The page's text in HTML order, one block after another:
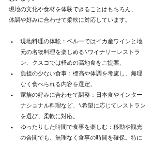
現地の文化や食材を体験できることはもちろん、
体調や好みに合わせて柔軟に対応しています。
現地料理の体験：ペルーではイカ産ワインと地
元の名物料理を楽しめる\ワイナリーレストラ
ン、クスコでは軽めの高地食をご提案。
負担の少ない食事：標高や体調を考慮し、無理
なく食べられる内容を選定。
家族の好みに合わせて調整：日本食やインター
ナショナル料理など、\希望に応じてレストラン
を選び、柔軟に対応。
ゆったりした時間で食事を楽しむ：移動や観光
の合間でも、無理なく食事の時間を確保。特に